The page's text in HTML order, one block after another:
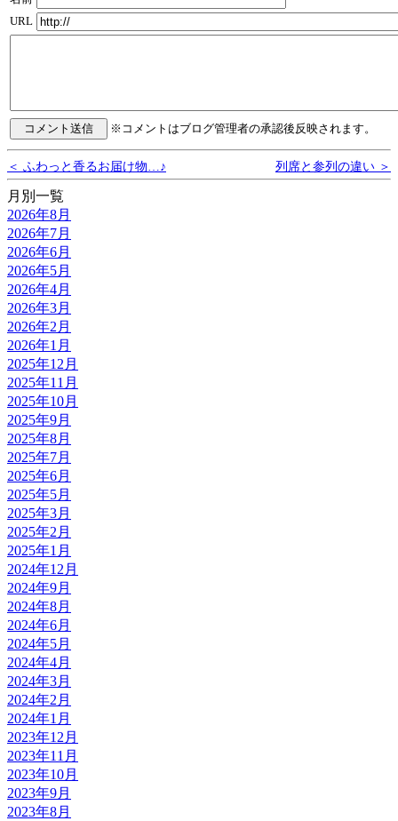
URL
※コメントはブログ管理者の承認後反映されます。
＜ ふわっと香るお届け物…♪ 列席と参列の違い ＞
月別一覧
2026年8月
2026年7月
2026年6月
2026年5月
2026年4月
2026年3月
2026年2月
2026年1月
2025年12月
2025年11月
2025年10月
2025年9月
2025年8月
2025年7月
2025年6月
2025年5月
2025年3月
2025年2月
2025年1月
2024年12月
2024年9月
2024年8月
2024年6月
2024年5月
2024年4月
2024年3月
2024年2月
2024年1月
2023年12月
2023年11月
2023年10月
2023年9月
2023年8月